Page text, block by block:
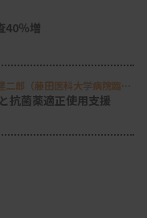
違った世界が生ま
いかに盛り上げて
検査の未来をつく
意識を駆り立てる
会をはじめとした
40％増
郎（藤田医科大学病院臨床
抗菌薬適正使用支援